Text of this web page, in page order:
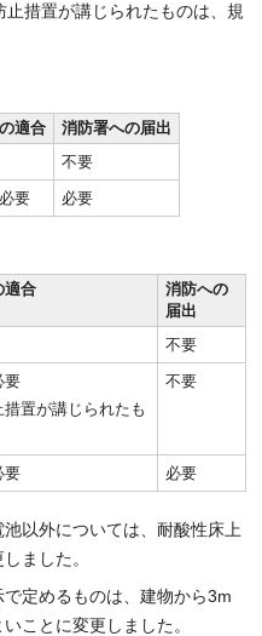
措置が講じられたものは、規
適合
消防署への届出
不要
要 必要
適合
消防への
届出
不要
要
措置が講じられたも
不要
要 必要
以外については、耐酸性床上
ました。
定めるものは、建物から3m
ことに変更しました。